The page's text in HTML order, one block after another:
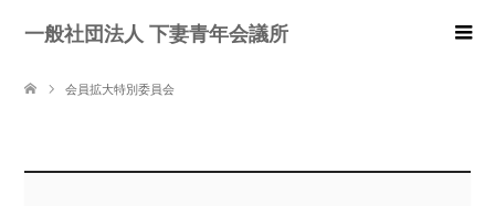
一般社団法人 下妻青年会議所
会員拡大特別委員会